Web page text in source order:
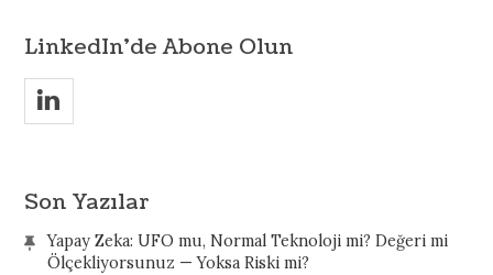
LinkedIn’de Abone Olun
v
Son Yazılar
Yapay Zeka: UFO mu, Normal Teknoloji mi? Değeri mi
Ölçekliyorsunuz — Yoksa Riski mi?